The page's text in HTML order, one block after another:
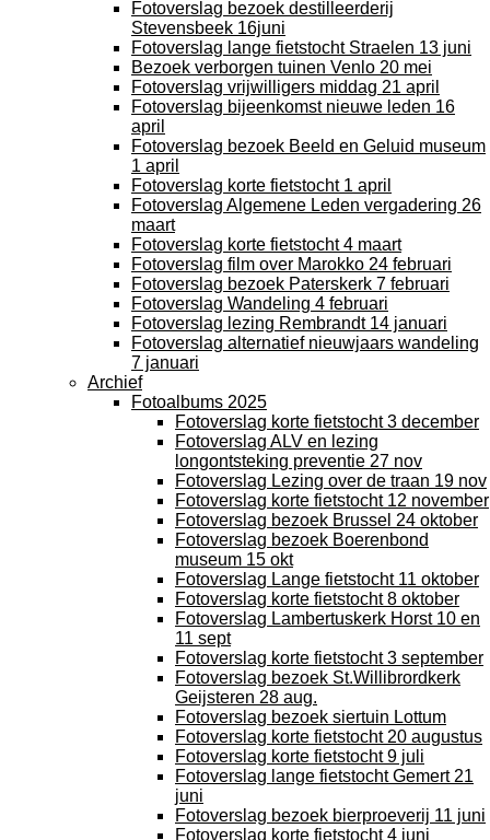
Fotoverslag bezoek destilleerderij
Stevensbeek 16juni
Fotoverslag lange fietstocht Straelen 13 juni
Bezoek verborgen tuinen Venlo 20 mei
Fotoverslag vrijwilligers middag 21 april
Fotoverslag bijeenkomst nieuwe leden 16
april
Fotoverslag bezoek Beeld en Geluid museum
1 april
Fotoverslag korte fietstocht 1 april
Fotoverslag Algemene Leden vergadering 26
maart
Fotoverslag korte fietstocht 4 maart
Fotoverslag film over Marokko 24 februari
Fotoverslag bezoek Paterskerk 7 februari
Fotoverslag Wandeling 4 februari
Fotoverslag lezing Rembrandt 14 januari
Fotoverslag alternatief nieuwjaars wandeling
7 januari
Archief
Fotoalbums 2025
Fotoverslag korte fietstocht 3 december
Fotoverslag ALV en lezing
longontsteking preventie 27 nov
Fotoverslag Lezing over de traan 19 nov
Fotoverslag korte fietstocht 12 november
Fotoverslag bezoek Brussel 24 oktober
Fotoverslag bezoek Boerenbond
museum 15 okt
Fotoverslag Lange fietstocht 11 oktober
Fotoverslag korte fietstocht 8 oktober
Fotoverslag Lambertuskerk Horst 10 en
11 sept
Fotoverslag korte fietstocht 3 september
Fotoverslag bezoek St.Willibrordkerk
Geijsteren 28 aug.
Fotoverslag bezoek siertuin Lottum
Fotoverslag korte fietstocht 20 augustus
Fotoverslag korte fietstocht 9 juli
Fotoverslag lange fietstocht Gemert 21
juni
Fotoverslag bezoek bierproeverij 11 juni
Fotoverslag korte fietstocht 4 juni